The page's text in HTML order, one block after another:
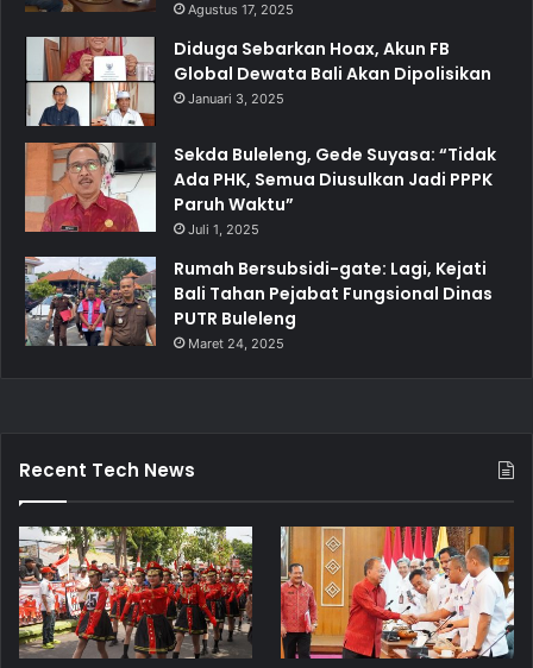
Agustus 17, 2025
Diduga Sebarkan Hoax, Akun FB
Global Dewata Bali Akan Dipolisikan
Januari 3, 2025
Sekda Buleleng, Gede Suyasa: “Tidak
Ada PHK, Semua Diusulkan Jadi PPPK
Paruh Waktu”
Juli 1, 2025
Rumah Bersubsidi-gate: Lagi, Kejati
Bali Tahan Pejabat Fungsional Dinas
PUTR Buleleng
Maret 24, 2025
Recent Tech News